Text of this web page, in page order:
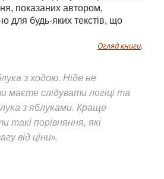
показаних автором,
для будь-яких текстів, що
Огляд книги.
з ходою. Ніде не
маєте слідувати логіці та
з яблуками. Краще
такі порівняння, які
від ціни».